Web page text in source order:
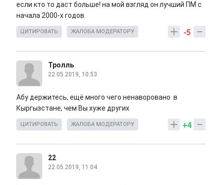
если кто то даст больше! на мой взгляд он лучший ПМ с
начала 2000-х годов.
-5
ЦИТИРОВАТЬ ЖАЛОБА МОДЕРАТОРУ
Тролль
22.05.2019, 10:53
Абу держитесь, ещё много чего ненаворовано в
Кыргызстане, чем Вы хуже других
+4
ЦИТИРОВАТЬ ЖАЛОБА МОДЕРАТОРУ
22
22.05.2019, 11:04